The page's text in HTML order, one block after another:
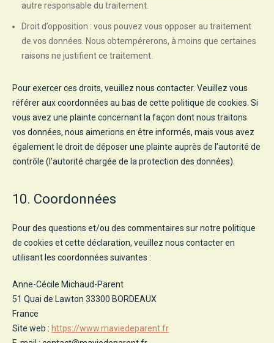
autre responsable du traitement.
Droit d’opposition : vous pouvez vous opposer au traitement
de vos données. Nous obtempérerons, à moins que certaines
raisons ne justifient ce traitement.
Pour exercer ces droits, veuillez nous contacter. Veuillez vous
référer aux coordonnées au bas de cette politique de cookies. Si
vous avez une plainte concernant la façon dont nous traitons
vos données, nous aimerions en être informés, mais vous avez
également le droit de déposer une plainte auprès de l’autorité de
contrôle (l’autorité chargée de la protection des données).
10. Coordonnées
Pour des questions et/ou des commentaires sur notre politique
de cookies et cette déclaration, veuillez nous contacter en
utilisant les coordonnées suivantes :
Anne-Cécile Michaud-Parent
51 Quai de Lawton 33300 BORDEAUX
France
Site web : https://www.maviedeparent.fr